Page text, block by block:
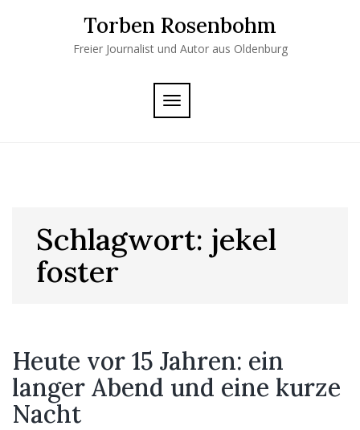
Torben Rosenbohm
Freier Journalist und Autor aus Oldenburg
TOGGLE
NAVIGATION
Schlagwort: jekel
foster
Heute vor 15 Jahren: ein
langer Abend und eine kurze
Nacht